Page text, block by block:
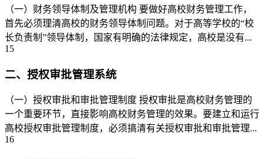
（一）财务领导体制及管理机构 要做好高校财务管理工作，
首先必须理清高校的财务领导体制问题。对于高等学校的“校
长负责制”领导体制，国家有明确的法律规定，高校是没有...
15
二、授权审批管理系统
（一）授权审批和审批管理制度 授权审批是高校财务管理的
一个重要环节，直接影响高校财务管理的效果。要建立和运行
高校授权审批管理制度，必须搞清有关授权审批和审批管理...
16